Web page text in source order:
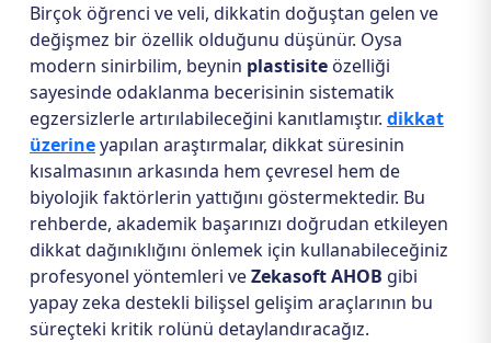
Birçok öğrenci ve veli, dikkatin doğuştan gelen ve
değişmez bir özellik olduğunu düşünür. Oysa
modern sinirbilim, beynin plastisite özelliği
sayesinde odaklanma becerisinin sistematik
egzersizlerle artırılabileceğini kanıtlamıştır. dikkat
üzerineyapılan araştırmalar, dikkat süresinin
kısalmasının arkasında hem çevresel hem de
biyolojik faktörlerin yattığını göstermektedir. Bu
rehberde, akademik başarınızı doğrudan etkileyen
dikkat dağınıklığını önlemek için kullanabileceğiniz
profesyonel yöntemleri veZekasoft AHOB gibi
yapay zeka destekli bilişsel gelişim araçlarının bu
süreçteki kritik rolünü detaylandıracağız.